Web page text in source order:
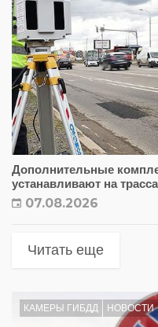
Дополнительные
устанавливают на
07.08.2026
Читать еще
КАМЕРЫ ГИБДД НОВОСТИ